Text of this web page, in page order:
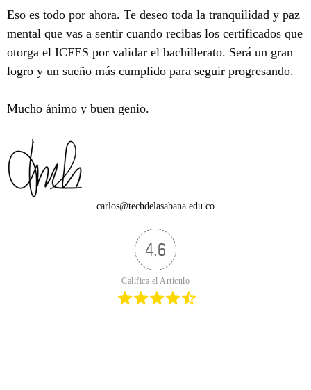
Eso es todo por ahora. Te deseo toda la tranquilidad y paz
mental que vas a sentir cuando recibas los certificados que
otorga el ICFES por validar el bachillerato. Será un gran
logro y un sueño más cumplido para seguir progresando.
Mucho ánimo y buen genio.
carlos@techdelasabana.edu.co
4.6
Califica el Artículo